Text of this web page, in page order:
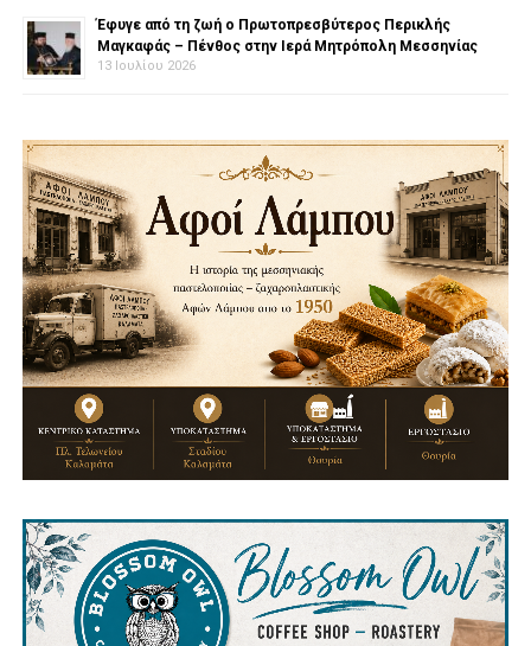
Έφυγε από τη ζωή ο Πρωτοπρεσβύτερος Περικλής
Μαγκαφάς – Πένθος στην Ιερά Μητρόπολη Μεσσηνίας
13 Ιουλίου 2026